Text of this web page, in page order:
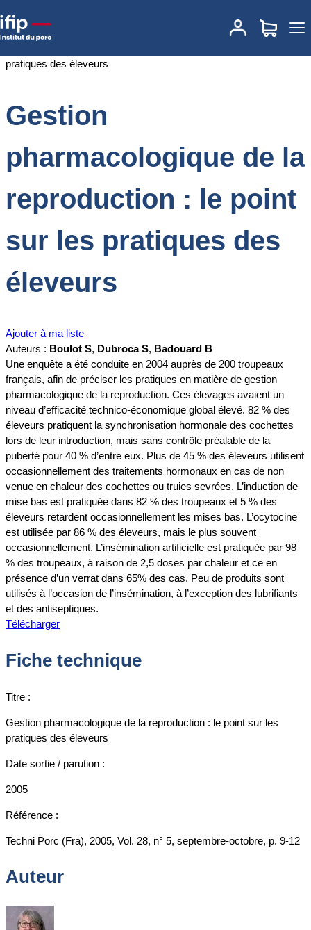
Accueil
Gestion pharmacologique de la
reproduction : le point sur les pratiques des éleveurs
Gestion
pharmacologique de la
reproduction : le point
sur les pratiques des
éleveurs
Ajouter à ma liste
Auteurs : Boulot S, Dubroca S, Badouard B
Une enquête a été conduite en 2004 auprès de 200 troupeaux
français, afin de préciser les pratiques en matière de gestion
pharmacologique de la reproduction. Ces élevages avaient un
niveau d’efficacité technico-économique global élevé. 82 % des
éleveurs pratiquent la synchronisation hormonale des cochettes
lors de leur introduction, mais sans contrôle préalable de la
puberté pour 40 % d’entre eux. Plus de 45 % des éleveurs utilisent
occasionnellement des traitements hormonaux en cas de non
venue en chaleur des cochettes ou truies sevrées. L’induction de
mise bas est pratiquée dans 82 % des troupeaux et 5 % des
éleveurs retardent occasionnellement les mises bas. L’ocytocine
est utilisée par 86 % des éleveurs, mais le plus souvent
occasionnellement. L’insémination artificielle est pratiquée par 98
% des troupeaux, à raison de 2,5 doses par chaleur et ce en
présence d’un verrat dans 65% des cas. Peu de produits sont
utilisés à l’occasion de l’insémination, à l’exception des lubrifiants
et des antiseptiques.
Télécharger
Fiche technique
Titre :
Gestion pharmacologique de la reproduction : le point sur les
pratiques des éleveurs
Date sortie / parution :
2005
Référence :
Techni Porc (Fra), 2005, Vol. 28, n° 5, septembre-octobre, p. 9-12
Auteur